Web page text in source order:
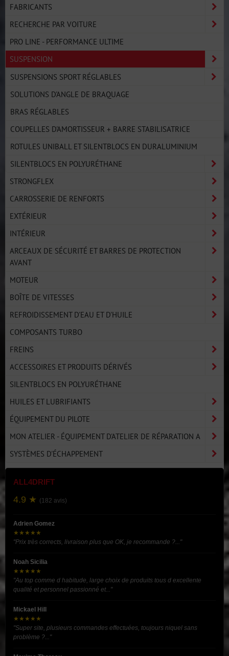
FABRICANTS
RECHERCHE PAR VOITURE
PRO LINE - PERFORMANCE ULTIME
SUSPENSION
SUSPENSIONS SPORT RÉGLABLES
SOLUTIONS D'ANGLE DE BRAQUAGE
BRAS RÉGLABLES
COUPELLES D'AMORTISSEUR + BARRE STABILISATRICE
ROTULES UNIBALL ET SILENTBLOCS EN DURALUMINIUM
SILENTBLOCS EN POLYURÉTHANE
STRONGFLEX
CARROSSERIE DE RENFORTS
EXTÉRIEUR
INTÉRIEUR
ARCEAUX DE SÉCURITÉ ET BARRES DE PROTECTION
AVANT
MOTEUR
BOÎTE DE VITESSES
REFROIDISSEMENT D'EAU ET D'HUILE
COMPOSANTS TURBO
FREINS
ACCESSOIRES ET PRODUITS DÉRIVÉS
SILENTBLOCS EN POLYURÉTHANE
HUILES ET LUBRIFIANTS
ÉQUIPEMENT DU PILOTE
MON ATELIER - ÉQUIPEMENT D'ATELIER DE RÉPARATION A
SYSTÈMES D'ÉCHAPPEMENT
ALL4DRIFT
4.9 ★ (182 avis)
Adrien Gomez
★★★★★
"Prix très corrects, livraison plus que OK, je recommande ?..."
Noah Sicilia
★★★★★
"Au top comme d habitude, large choix de produits tous d excellente
qualité et personnel passionné et..."
Mickael Hill
★★★★★
"Super site, plusieurs commandes effectuées, toujours niquel sans
problème ?..."